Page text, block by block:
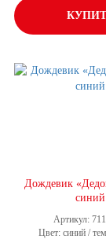
Дождевик
синий
Артикул:
Цвет: синий /